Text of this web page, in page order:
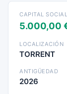
CAPITAL SOCIAL
5.000,00
LOCALIZACIÓN
TORRENT
ANTIGÜEDAD
2026